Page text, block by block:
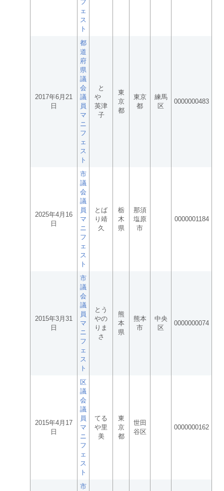
フ
ェ
ス
ト
2017年6月21
日
都
道
府
県
議
会
議
員
マ
ニ
フ
ェ
ス
ト
と
や
英津
子
東
京
都
東京
都
練馬
区
0000000483
2025年4月16
日
市
議
会
議
員
マ
ニ
フ
ェ
ス
ト
とば
り靖
久
栃
木
県
那須
塩原
市
0000001184
2015年3月31
日
市
議
会
議
員
マ
ニ
フ
ェ
ス
ト
とう
やの
りま
さ
熊
本
県
熊本
市
中央
区
0000000074
2015年4月17
日
区
議
会
議
員
マ
ニ
フ
ェ
ス
ト
てる
や里
美
東
京
都
世田
谷区
0000000162
市